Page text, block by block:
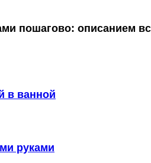
пошагово: описанием
в ванной
руками